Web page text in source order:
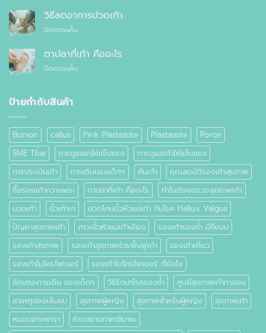
สุขภาพ
สำเร็จรูป
ทั่วไป
รองเท้า
ไหน
สุขภาพ
กับ
รองเท้า
ต่าง
อย่างไร
วิธีลดอาการปวดเท้า
ปิดความเห็นบน
ลด
อาการ
ปวด
ตาปลาที่เท้า คืออะไร
ปิดความเห็นบน
ป้ายกำกับสินค้า
Bunion callus Pink Plastazote Plastazote
Poron
SME Thai
การดูแลขาให้แข็งแรง
การดูแลเท้าให้แข็งแรง
การประเมินเท้า
การเดินของเด็กๆ คันเท้า
คุณสมบัติรองเท้าสุขภาพ
ซื้อรองเท้าถวายพระ
ตาปลาที่เท้า คืออะไร
ทำไมต้องตรวจสุขภาพเท้า
นวดเท้า
นิ้วเท้าเก
ปวดโคนนิ้วหัวแม่เท้า กับโรค Hallux Valgus
ปัญหาสุขภาพเท้า
ภาวะนิ้วหัวแม่เท้าเอียง
รองเท้ารองช้ำ มีกี่แบบ
รองเท้าสุขภาพ
รองเท้าสุขภาพช่วยฟื้นฟูเท้า
รองเท้าเที่ยว
รองเท้าไมโครไฟเบอร์
รองเท้าไมโครไฟเบอร์ ดียังไง
ลักษณะการเดิน ของเด็กๆ
วิธีรักษาโรครองช้ำ
ศูนย์สุขภาพเท้าทาลอน
สาเหตุของเล็บขบ
สุขภาพผู้หญิง สุขภาพสำหรับผู้หญิง
สุขภาพเท้า
หมอนยางพารา
ห้างสยามทาคาชิมายะ